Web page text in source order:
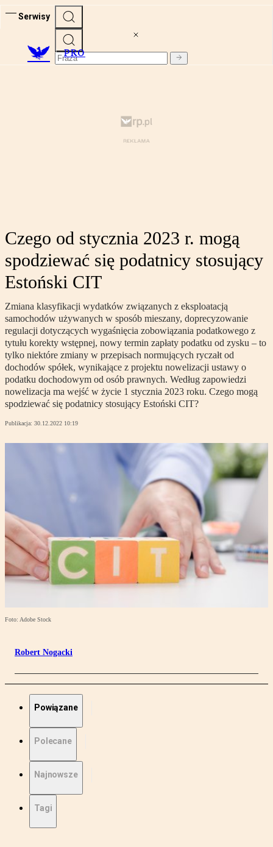
Serwisy
PRO
Czego od stycznia 2023 r. mogą
spodziewać się podatnicy stosujący
Estoński CIT
Zmiana klasyfikacji wydatków związanych z eksploatacją
samochodów używanych w sposób mieszany, doprecyzowanie
regulacji dotyczących wygaśnięcia zobowiązania podatkowego z
tytułu korekty wstępnej, nowy termin zapłaty podatku od zysku – to
tylko niektóre zmiany w przepisach normujących ryczałt od
dochodów spółek, wynikające z projektu nowelizacji ustawy o
podatku dochodowym od osób prawnych. Według zapowiedzi
nowelizacja ma wejść w życie 1 stycznia 2023 roku. Czego mogą
spodziewać się podatnicy stosujący Estoński CIT?
Publikacja: 30.12.2022 10:19
Foto: Adobe Stock
Robert Nogacki
Powiązane
Polecane
Najnowsze
Tagi